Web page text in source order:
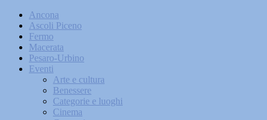
Ancona
Ascoli Piceno
Fermo
Macerata
Pesaro-Urbino
Eventi
Arte e cultura
Benessere
Categorie e luoghi
Cinema